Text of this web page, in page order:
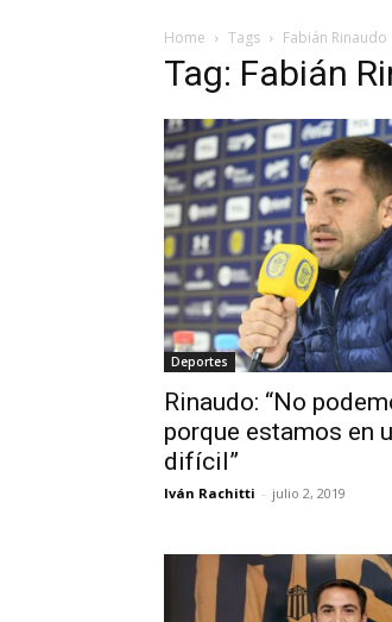
Home Tags Fabián Rinaudo
Tag: Fabián
Deportes
Rinaudo: “No
porque estamos en
difícil”
Iván Rachitti - julio 2, 2019